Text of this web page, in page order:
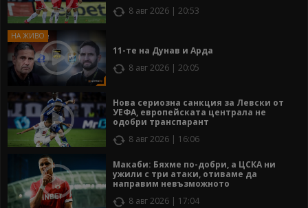
8 авг 2026 | 20:53
11-те на Дунав и Арда
8 авг 2026 | 20:05
Нова сериозна санкция за Левски от
УЕФА, европейската централа не
одобри транспарант
8 авг 2026 | 16:06
Макаби: Бяхме по-добри, а ЦСКА ни
ужили с три атаки, отиваме да
направим невъзможното
8 авг 2026 | 17:04